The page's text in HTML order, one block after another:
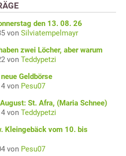
den 13. 08. 26
von Silviatempelmayr
zwei Löcher, aber warum
von Teddypetzi
Geldbörse
von Pesu07
St. Afra, (Maria Schnee)
von Teddypetzi
Kleingebäck vom 10. bis
von Pesu07